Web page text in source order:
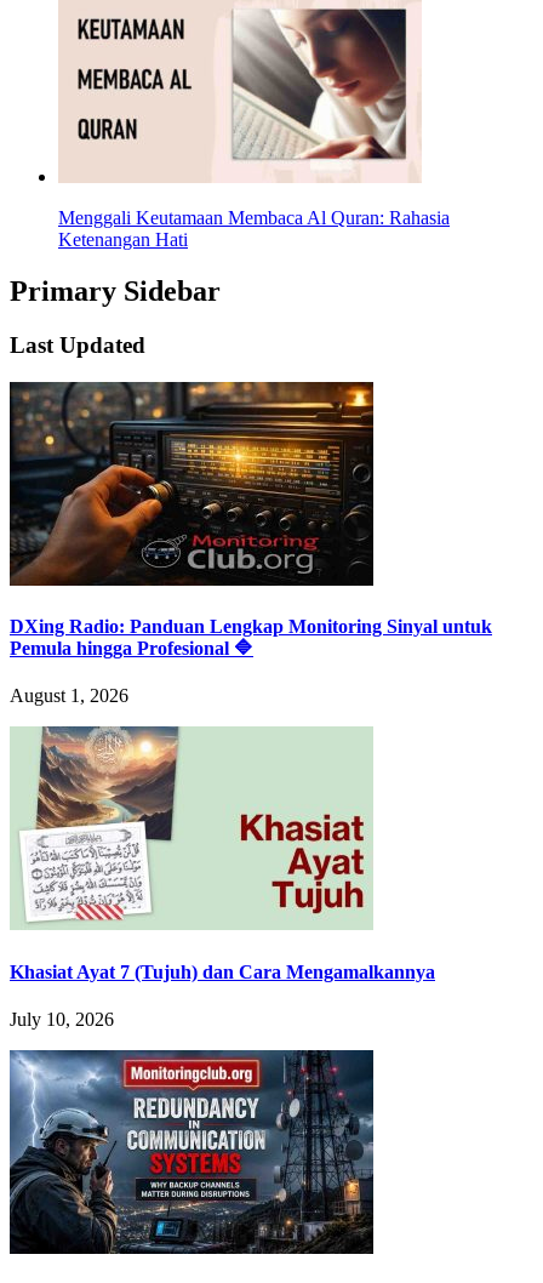
Menggali Keutamaan Membaca Al Quran: Rahasia
Ketenangan Hati
Primary Sidebar
Last Updated
DXing Radio: Panduan Lengkap Monitoring Sinyal untuk
Pemula hingga Profesional 🔷
August 1, 2026
Khasiat Ayat 7 (Tujuh) dan Cara Mengamalkannya
July 10, 2026